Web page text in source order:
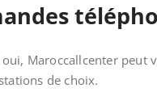
Maroccallcenter peut
de choix.